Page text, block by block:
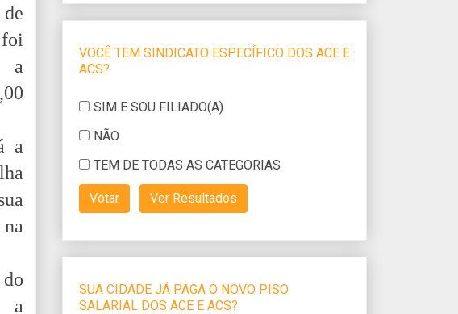
a
a
a